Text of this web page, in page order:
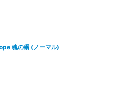
魂の綱 (ノーマル)